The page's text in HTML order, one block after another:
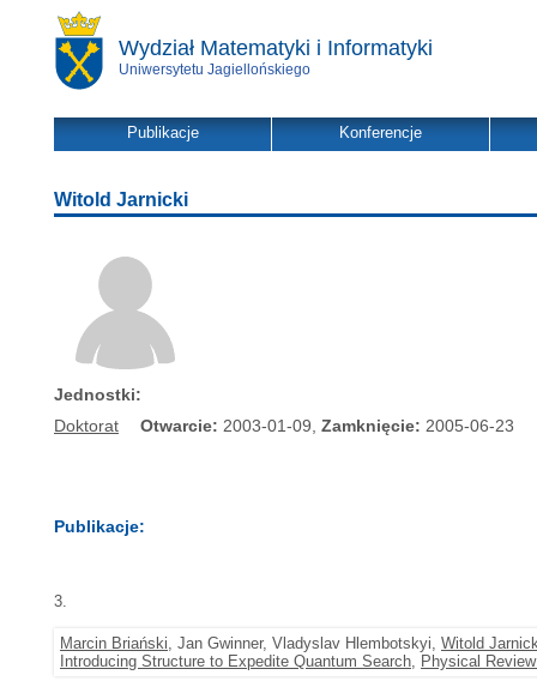
Wydział Matematyki i Informatyki
Uniwersytetu Jagiellońskiego
Publikacje Konferencje
Witold Jarnicki
Jednostki:
Doktorat
Otwarcie: 2003-01-09, Zamknięcie: 2005-06-23
Publikacje:
3.
Marcin Briański, Jan Gwinner, Vladyslav Hlembotskyi, Witold
Introducing Structure to Expedite Quantum Search, Physical